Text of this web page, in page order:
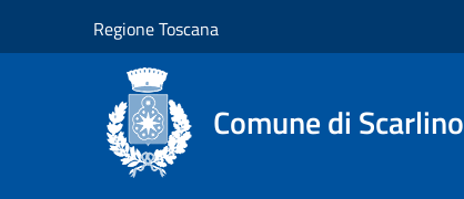
Regione Toscana
Comune di Scarlino